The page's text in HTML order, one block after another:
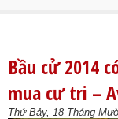
Bầu cử 2014
mua cư tri –
Thứ Bảy, 18 Tháng